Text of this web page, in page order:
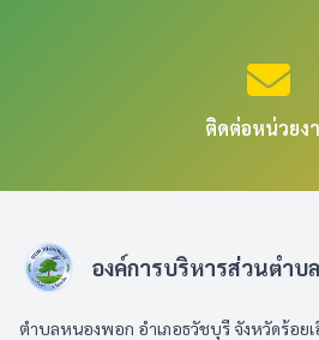
ติดต่อหน่วยง
องค์การบริหารส่วนตำบ
ตำบลหนองพอก อำเภอธวัชบุรี จังหวัดร้อย